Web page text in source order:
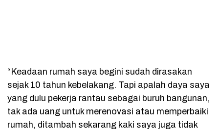
“Keadaan rumah saya begini sudah dirasakan
sejak 10 tahun kebelakang. Tapi apalah daya saya
yang dulu pekerja rantau sebagai buruh bangunan,
tak ada uang untuk merenovasi atau memperbaiki
rumah, ditambah sekarang kaki saya juga tidak